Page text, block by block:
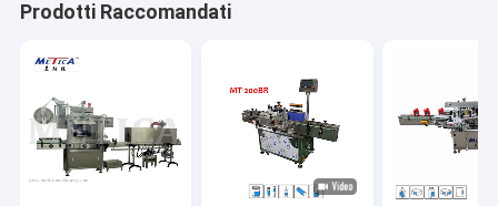
Prodotti Raccomandati